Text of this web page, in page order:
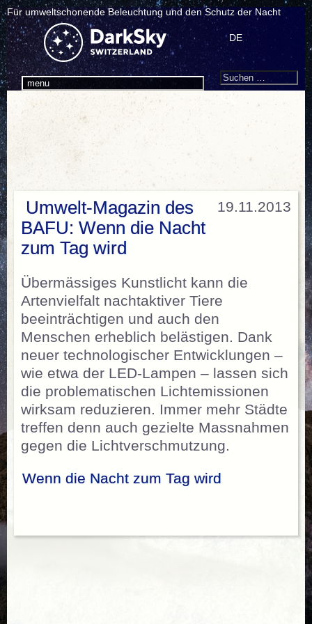
Für umweltschonende Beleuchtung und den Schutz der Nacht
menu
DE
Search
Suchen
19.11.2013
Umwelt-Magazin des
BAFU: Wenn die Nacht
zum Tag wird
Übermässiges Kunstlicht kann die
Artenvielfalt nachtaktiver Tiere
beeinträchtigen und auch den
Menschen erheblich belästigen. Dank
neuer technologischer Entwicklungen –
wie etwa der LED-­Lampen – lassen sich
die problematischen Lichtemissionen
wirksam reduzieren. Immer mehr Städte
treffen denn auch gezielte Massnahmen
gegen die Lichtverschmutzung.
Wenn die Nacht zum Tag wird